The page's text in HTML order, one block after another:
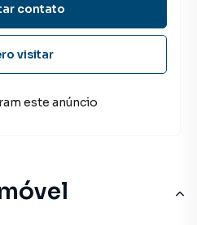
contato
visitar
este anúncio